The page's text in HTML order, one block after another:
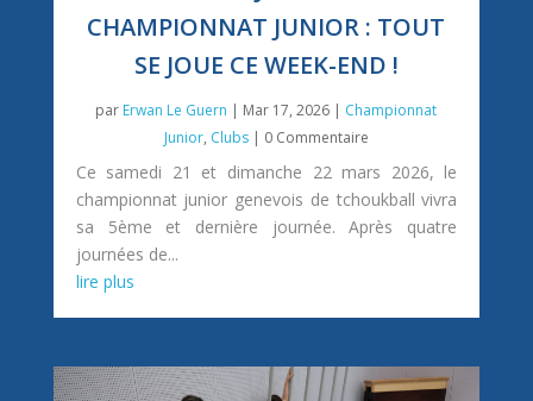
CHAMPIONNAT JUNIOR : TOUT
SE JOUE CE WEEK-END !
par Erwan Le Guern | Mar 17, 2026 | Championnat
Junior, Clubs| 0 Commentaire
Ce samedi 21 et dimanche 22 mars 2026, le
championnat junior genevois de tchoukball vivra
sa 5ème et dernière journée. Après quatre
journées de...
lire plus